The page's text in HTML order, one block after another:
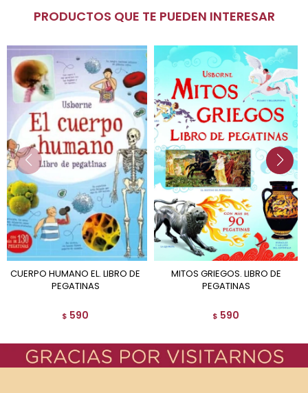
PRODUCTOS QUE TE PUEDEN INTERESAR
CUERPO HUMANO EL. LIBRO DE
PEGATINAS
$ 590
MITOS GRIEGOS. LIBRO DE
PEGATINAS
$ 590